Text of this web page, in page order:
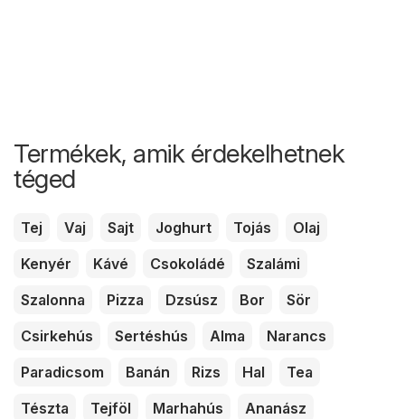
Termékek, amik érdekelhetnek
téged
Tej Vaj Sajt Joghurt Tojás
Olaj
Kenyér
Kávé Csokoládé
Szalámi
Szalonna
Pizza Dzsúsz Bor
Sör
Csirkehús
Sertéshús Alma
Narancs
Paradicsom
Banán Rizs Hal
Tea
Tészta
Tejföl Marhahús
Ananász